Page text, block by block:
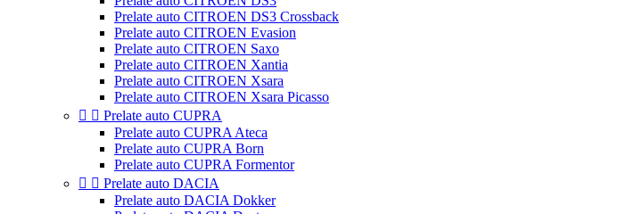
Prelate auto CITROEN DS3 Crossback
Prelate auto CITROEN Evasion
Prelate auto CITROEN Saxo
Prelate auto CITROEN Xantia
Prelate auto CITROEN Xsara
Prelate auto CITROEN Xsara Picasso
  Prelate auto CUPRA
Prelate auto CUPRA Ateca
Prelate auto CUPRA Born
Prelate auto CUPRA Formentor
  Prelate auto DACIA
Prelate auto DACIA Dokker